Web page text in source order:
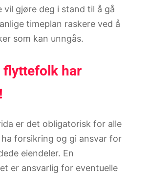
gjøre deg i stand til å gå
timeplan raskere ved å
som kan unngås.
flyttefolk har
er det obligatorisk for alle
forsikring og gi ansvar for
eiendeler. En
er ansvarlig for eventuelle